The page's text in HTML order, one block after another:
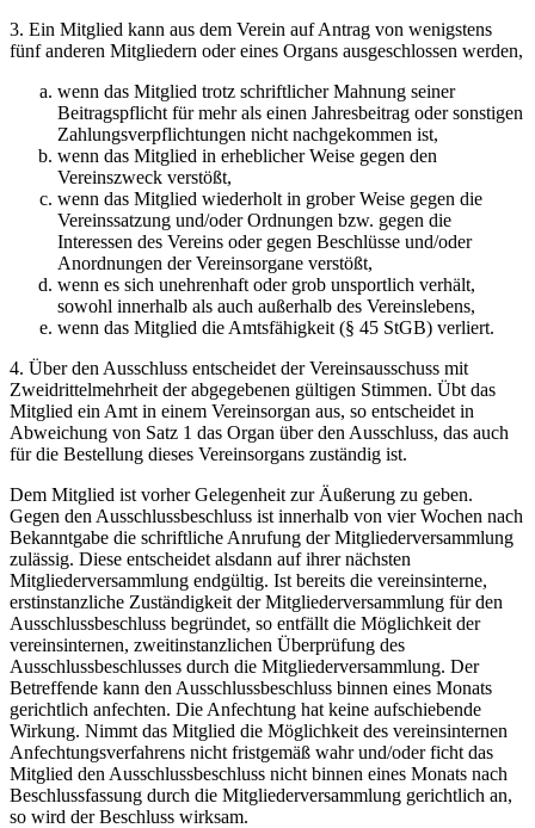
3. Ein Mitglied kann aus dem Verein auf Antrag von wenigstens
fünf anderen Mitgliedern oder eines Organs ausgeschlossen werden,
wenn das Mitglied trotz schriftlicher Mahnung seiner
Beitragspflicht für mehr als einen Jahresbeitrag oder sonstigen
Zahlungsverpflichtungen nicht nachgekommen ist,
wenn das Mitglied in erheblicher Weise gegen den
Vereinszweck verstößt,
wenn das Mitglied wiederholt in grober Weise gegen die
Vereinssatzung und/oder Ordnungen bzw. gegen die
Interessen des Vereins oder gegen Beschlüsse und/oder
Anordnungen der Vereinsorgane verstößt,
wenn es sich unehrenhaft oder grob unsportlich verhält,
sowohl innerhalb als auch außerhalb des Vereinslebens,
wenn das Mitglied die Amtsfähigkeit (§ 45 StGB) verliert.
4. Über den Ausschluss entscheidet der Vereinsausschuss mit
Zweidrittelmehrheit der abgegebenen gültigen Stimmen. Übt das
Mitglied ein Amt in einem Vereinsorgan aus, so entscheidet in
Abweichung von Satz 1 das Organ über den Ausschluss, das auch
für die Bestellung dieses Vereinsorgans zuständig ist.
Dem Mitglied ist vorher Gelegenheit zur Äußerung zu geben.
Gegen den Ausschlussbeschluss ist innerhalb von vier Wochen nach
Bekanntgabe die schriftliche Anrufung der Mitgliederversammlung
zulässig. Diese entscheidet alsdann auf ihrer nächsten
Mitgliederversammlung endgültig. Ist bereits die vereinsinterne,
erstinstanzliche Zuständigkeit der Mitgliederversammlung für den
Ausschlussbeschluss begründet, so entfällt die Möglichkeit der
vereinsinternen, zweitinstanzlichen Überprüfung des
Ausschlussbeschlusses durch die Mitgliederversammlung. Der
Betreffende kann den Ausschlussbeschluss binnen eines Monats
gerichtlich anfechten. Die Anfechtung hat keine aufschiebende
Wirkung. Nimmt das Mitglied die Möglichkeit des vereinsinternen
Anfechtungsverfahrens nicht fristgemäß wahr und/oder ficht das
Mitglied den Ausschlussbeschluss nicht binnen eines Monats nach
Beschlussfassung durch die Mitgliederversammlung gerichtlich an,
so wird der Beschluss wirksam.